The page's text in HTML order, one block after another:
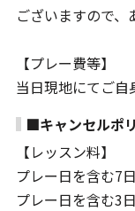
ございますので、
【プレー費等】
当日現地にてご自
■キャンセルポ
【レッスン料】
プレー日を含む7
プレー日を含む3